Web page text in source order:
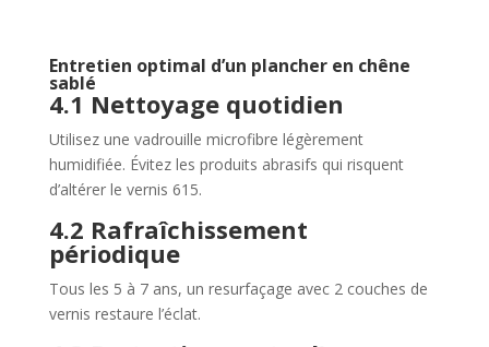
Entretien optimal d’un plancher en chêne
sablé
4.1 Nettoyage quotidien
Utilisez une vadrouille microfibre légèrement
humidifiée. Évitez les produits abrasifs qui risquent
d’altérer le vernis 615.
4.2 Rafraîchissement
périodique
Tous les 5 à 7 ans, un resurfaçage avec 2 couches de
vernis restaure l’éclat.